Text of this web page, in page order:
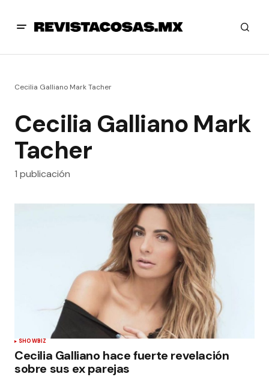
Cecilia Galliano Mark Tacher
Cecilia Galliano Mark
Tacher
1 publicación
SHOWBIZ
Cecilia Galliano hace fuerte revelación
sobre sus ex parejas